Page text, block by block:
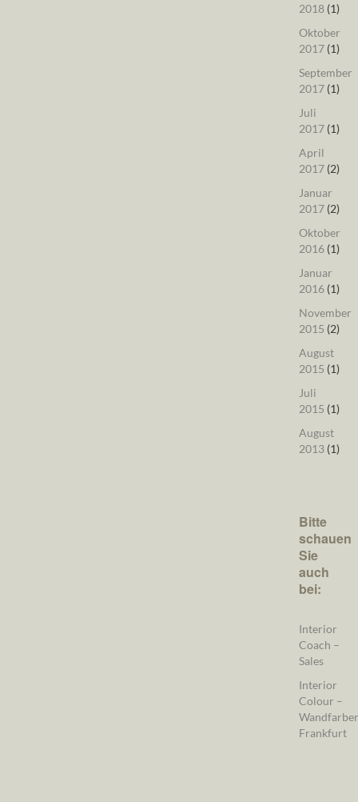
2018(1)
Oktober
2017(1)
September
2017(1)
Juli
2017(1)
April
2017(2)
Januar
2017(2)
Oktober
2016(1)
Januar
2016(1)
November
2015 (2)
August
2015 (1)
Juli
2015 (1)
August
2013(1)
Bitte
schauen
Sie
auch
bei:
Interior
Coach –
Sales
Interior
Colour –
Frankfurt